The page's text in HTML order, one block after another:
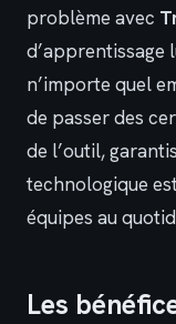
problème avec
d’apprentissage
n’importe quel
de passer des
de l’outil,
technologique
équipes au
Les